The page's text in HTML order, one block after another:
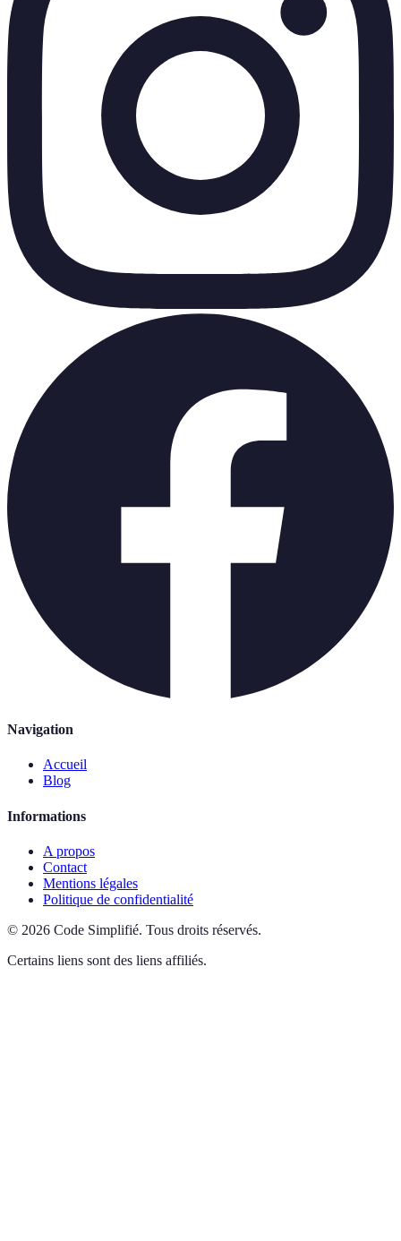
Navigation
Accueil
Blog
Informations
A propos
Contact
Mentions légales
Politique de confidentialité
© 2026 Code Simplifié. Tous droits réservés.
Certains liens sont des liens affiliés.